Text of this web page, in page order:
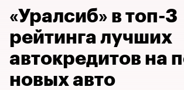
«Уралсиб» в топ-3
рейтинга лучших
автокредитов на
новых авто